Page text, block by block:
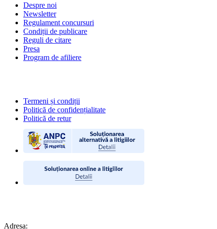
Despre noi
Newsletter
Regulament concursuri
Condiții de publicare
Reguli de citare
Presa
Program de afiliere
Termeni și condiții
Politică de confidențialitate
Politică de retur
Adresa: